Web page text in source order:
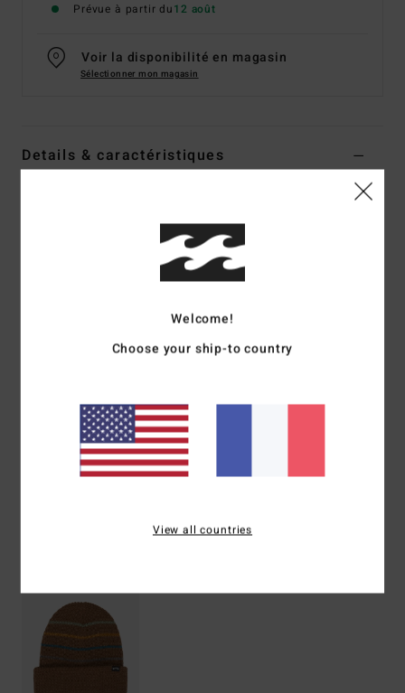
Prévue à partir du12 août
Voir la disponibilité en magasin
Sélectionner mon magasin
Details & caractéristiques
Code couleur
Petite étiquette en forme de drapeau sur la manchette
Traçabilité du produit (Loi Agec)
Livraison & Retours
Welcome!
Choose your ship-to country
View all countries